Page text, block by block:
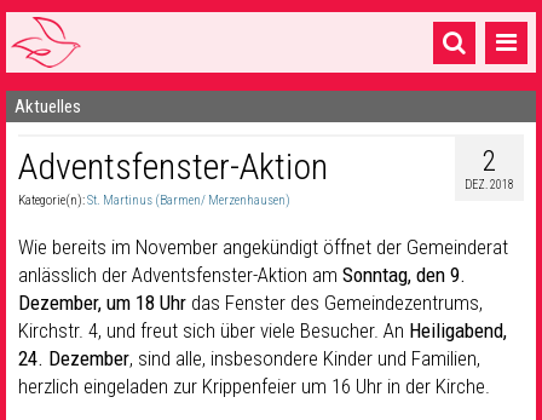
Startseite
1 Pfarrei
16 Gemeinden & mehr
Gottesdienste & Sinnsuche
Sakramente & Feste
Gemeinschaft & Soziales
Aktuelles
2
DEZ. 2018
Adventsfenster-Aktion
Kategorie(n):St. Martinus (Barmen/ Merzenhausen)
Wie bereits im November angekündigt öffnet der Gemeinderat
anlässlich der Adventsfenster-Aktion am Sonntag, den 9.
Dezember, um 18 Uhr das Fenster des Gemeindezentrums,
Kirchstr. 4, und freut sich über viele Besucher. An Heiligabend,
24. Dezember, sind alle, insbesondere Kinder und Familien,
herzlich eingeladen zur Krippenfeier um 16 Uhr in der Kirche.